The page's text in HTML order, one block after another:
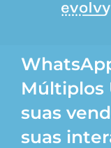
conteúdo
Múltiplos
suas
suas